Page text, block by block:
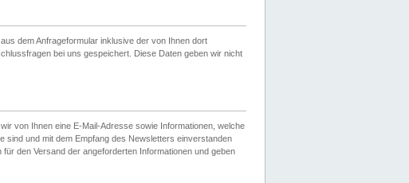
dem Anfrageformular inklusive der von Ihnen dort
bei uns gespeichert. Diese Daten geben wir nicht
von Ihnen eine E-Mail-Adresse sowie Informationen, welche
sind und mit dem Empfang des Newsletters einverstanden
den Versand der angeforderten Informationen und geben